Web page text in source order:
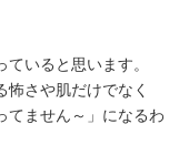
いると思います。
怖さや肌だけでなく
てません～」になるわ